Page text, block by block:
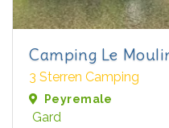
Camping Le
3 Sterren Camping
Peyremale
Gard